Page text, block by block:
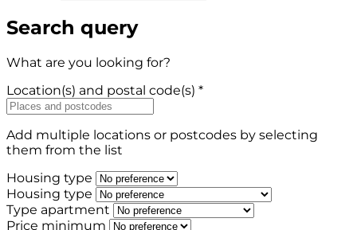
Search query
What are you looking for?
Location(s) and postal code(s) *
Add multiple locations or postcodes by selecting
them from the list
Housing type
Housing type
Type apartment
Price minimum